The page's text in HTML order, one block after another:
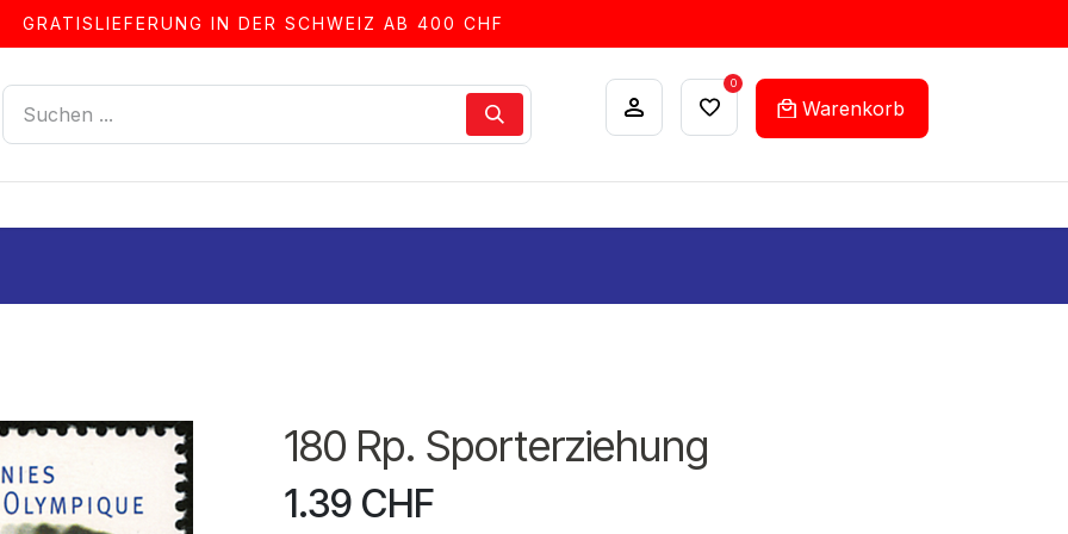
GRATISLIEFERUNG IN DER SCHWEIZ AB 400 CHF
0
Warenkorb
180 Rp. Sporterziehung
1.39 CHF